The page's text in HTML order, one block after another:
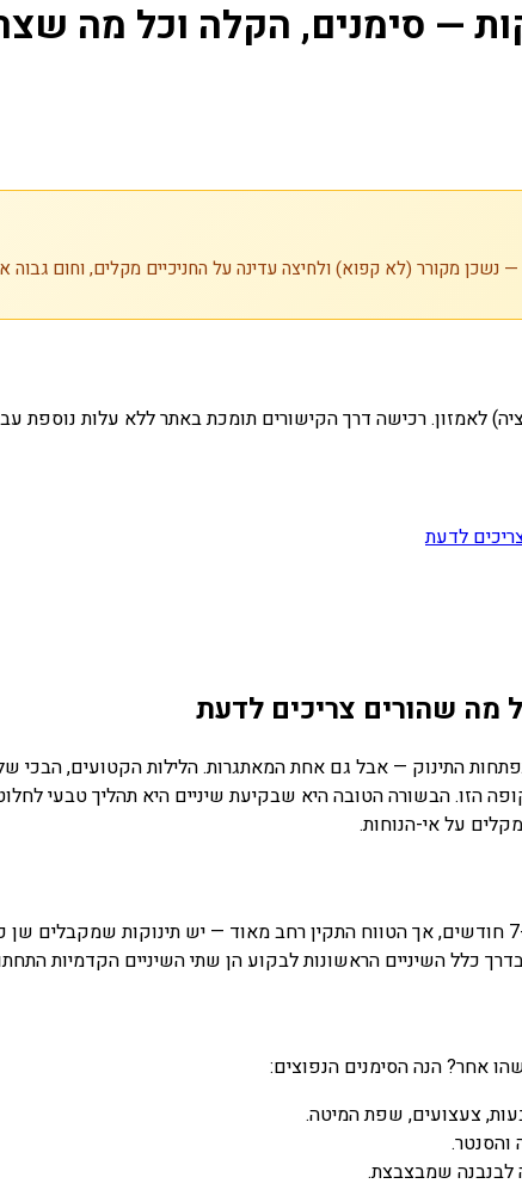
— סימנים, הקלה וכל מה
לאמזון. רכישה דרך הקישורים תומכת באתר ללא עלות נוספת
לדעת
מה שהורים צריכים לדעת
התינוק — אבל גם אחת המאתגרות. הלילות הקטועים, הבכי
הזו. הבשורה הטובה היא שבקיעת שיניים היא תהליך טבעי
על אי-הנוחות.
הראשונות לבקוע הן שתי השיניים הקדמיות התחתונות, ואחריהן הקדמיות
אחר? הנה הסימנים הנפוצים:
צעצועים, שפת המיטה.
שמבצבצת.